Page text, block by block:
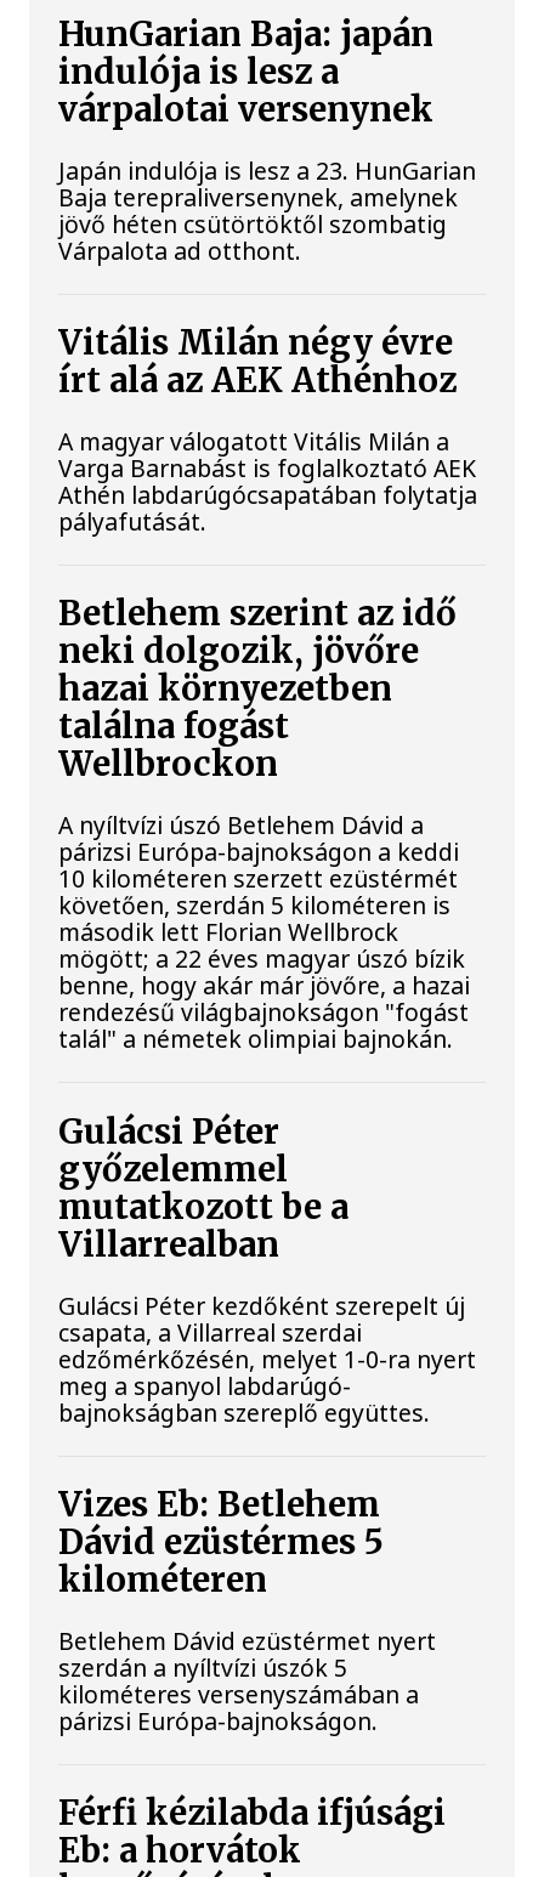
HunGarian Baja: japán
indulója is lesz a
várpalotai versenynek
Japán indulója is lesz a 23. HunGarian
Baja terepraliversenynek, amelynek
jövő héten csütörtöktől szombatig
Várpalota ad otthont.
Vitális Milán négy évre
írt alá az AEK Athénhoz
A magyar válogatott Vitális Milán a
Varga Barnabást is foglalkoztató AEK
Athén labdarúgócsapatában folytatja
pályafutását.
Betlehem szerint az idő
neki dolgozik, jövőre
hazai környezetben
találna fogást
Wellbrockon
A nyíltvízi úszó Betlehem Dávid a
párizsi Európa-bajnokságon a keddi
10 kilométeren szerzett ezüstérmét
követően, szerdán 5 kilométeren is
második lett Florian Wellbrock
mögött; a 22 éves magyar úszó bízik
benne, hogy akár már jövőre, a hazai
rendezésű világbajnokságon "fogást
talál" a németek olimpiai bajnokán.
Gulácsi Péter
győzelemmel
mutatkozott be a
Villarrealban
Gulácsi Péter kezdőként szerepelt új
csapata, a Villarreal szerdai
edzőmérkőzésén, melyet 1-0-ra nyert
meg a spanyol labdarúgó-
bajnokságban szereplő együttes.
Vizes Eb: Betlehem
Dávid ezüstérmes 5
kilométeren
Betlehem Dávid ezüstérmet nyert
szerdán a nyíltvízi úszók 5
kilométeres versenyszámában a
párizsi Európa-bajnokságon.
Férfi kézilabda ifjúsági
Eb: a horvátok